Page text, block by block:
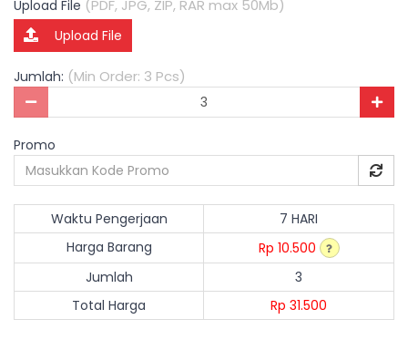
Upload File (PDF, JPG, ZIP, RAR max 50Mb)
Upload File
Jumlah: (Min Order: 3 Pcs)
Promo
Waktu Pengerjaan
7 HARI
Harga Barang
Rp 10.500
Jumlah
3
Total Harga
Rp 31.500